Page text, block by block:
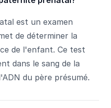
est un examen
de déterminer la
de l'enfant. Ce test
dans le sang de la
du père présumé.